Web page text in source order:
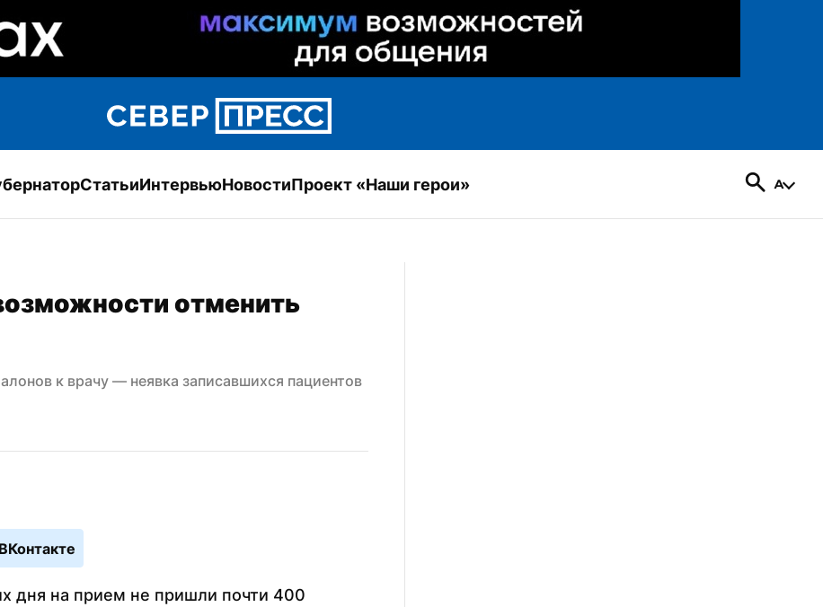
СтатьиИнтервьюНовостиПроект «Наши герои»
отменить
к врачу — неявка записавшихся пациентов
ВКонтакте
дня на прием не пришли почти 400